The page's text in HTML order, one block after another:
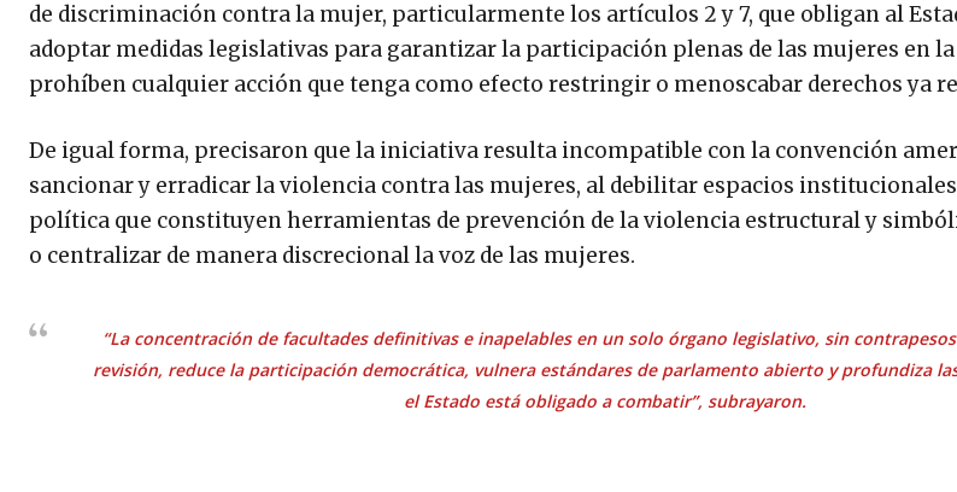
de discriminación contra la mujer, particularmente los artículos 2 y 7, que obligan al
adoptar medidas legislativas para garantizar la participación plenas de las mujeres en
prohíben cualquier acción que tenga como efecto restringir o menoscabar derechos ya
De igual forma, precisaron que la iniciativa resulta incompatible con la convención
sancionar y erradicar la violencia contra las mujeres, al debilitar espacios
política que constituyen herramientas de prevención de la violencia estructural y
o centralizar de manera discrecional la voz de las mujeres.
“La concentración de facultades definitivas e inapelables en un solo órgano legislativo, sin
revisión, reduce la participación democrática, vulnera estándares de parlamento abierto y profundiza
el Estado está obligado a combatir”, subrayaron.